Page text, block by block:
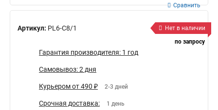
Артикул: PL6-C8/1
Сравнить
Нет в наличии
по запросу
Гарантия производителя: 1 год
Самовывоз: 2 дня
Курьером от 490 ₽ 2-3 дней
Срочная доставка: 1 день